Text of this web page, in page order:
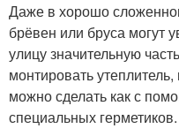
Даже в хорошо
брёвен или бруса могут
улицу значительную
монтировать
можно сделать как с
специальных герметиков.